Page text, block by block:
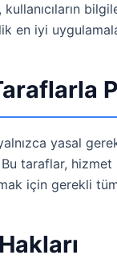
en iyi
yalnızca yasal
Bu taraflar,
için gerekli